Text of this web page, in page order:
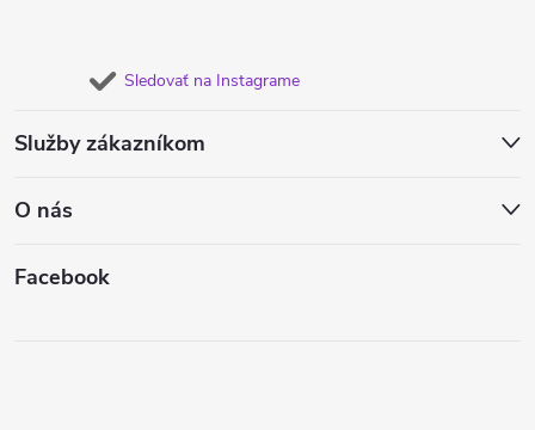
Sledovať na Instagrame
Služby zákazníkom
O nás
Facebook